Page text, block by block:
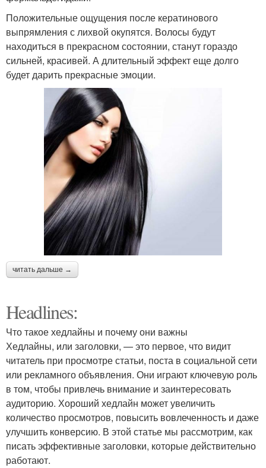
Положительные ощущения после кератинового
выпрямления с лихвой окупятся. Волосы будут
находиться в прекрасном состоянии, станут гораздо
сильней, красивей. А длительный эффект еще долго
будет дарить прекрасные эмоции.
читать дальше →
Headlines:
Что такое хедлайны и почему они важны
Хедлайны, или заголовки, — это первое, что видит
читатель при просмотре статьи, поста в социальной сети
или рекламного объявления. Они играют ключевую роль
в том, чтобы привлечь внимание и заинтересовать
аудиторию. Хороший хедлайн может увеличить
количество просмотров, повысить вовлеченность и даже
улучшить конверсию. В этой статье мы рассмотрим, как
писать эффективные заголовки, которые действительно
работают.